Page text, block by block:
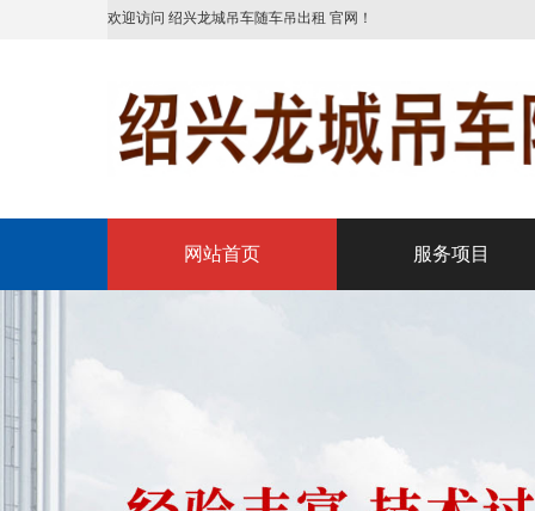
欢迎访问 绍兴龙城吊车随车吊出租 官网！
网站首页 服务项目